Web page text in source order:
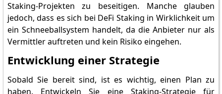
Staking-Projekten zu beseitigen. Manche glauben
jedoch, dass es sich bei DeFi Staking in Wirklichkeit um
ein Schneeballsystem handelt, da die Anbieter nur als
Vermittler auftreten und kein Risiko eingehen.
Entwicklung einer Strategie
Sobald Sie bereit sind, ist es wichtig, einen Plan zu
haben. Entwickeln Sie eine Staking-Strategie für